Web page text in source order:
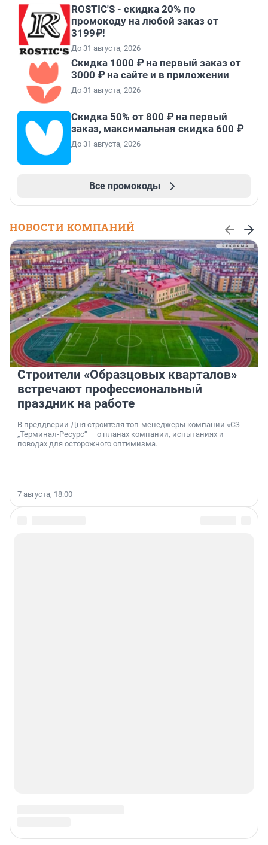
ROSTIC'S - скидка 20% по
промокоду на любой заказ от
3199₽!
До 31 августа, 2026
Скидка 1000 ₽ на первый заказ от
3000 ₽ на сайте и в приложении
До 31 августа, 2026
Скидка 50% от 800 ₽ на первый
заказ, максимальная скидка 600 ₽
До 31 августа, 2026
Все промокоды
НОВОСТИ КОМПАНИЙ
Строители «Образцовых кварталов»
встречают профессиональный
праздник на работе
В преддверии Дня строителя топ-менеджеры компании «СЗ
„Терминал-Ресурс“ — о планах компании, испытаниях и
поводах для осторожного оптимизма.
7 августа, 18:00